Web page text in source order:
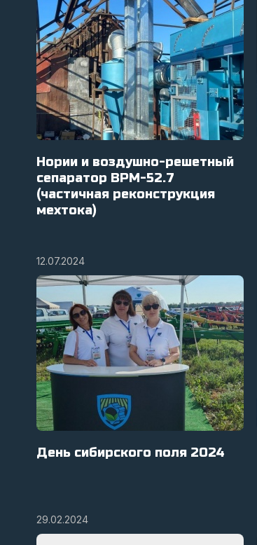
Нории и воздушно-решетный
сепаратор ВРМ-52.7
(частичная реконструкция
мехтока)
12.07.2024
День сибирского поля 2024
29.02.2024